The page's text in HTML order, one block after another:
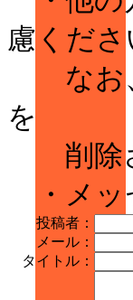
慮くださ
なお、
を
削除さ
・メッ
投稿者：
メール：
タイトル：